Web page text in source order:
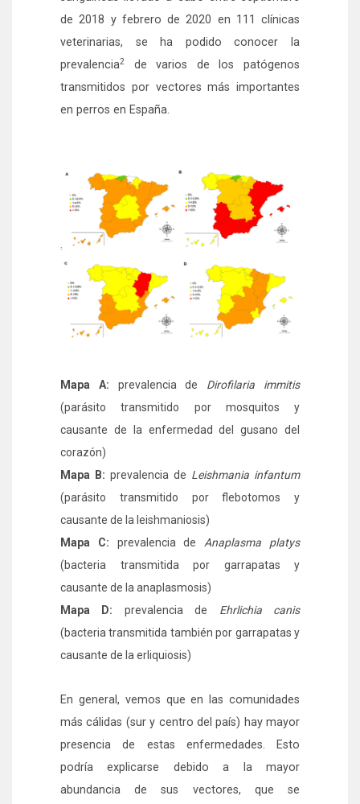
de 2018 y febrero de 2020 en 111 clínicas
veterinarias, se ha podido conocer la
prevalencia2
de varios de los patógenos
transmitidos por vectores más importantes
en perros en España.
Mapa A: prevalencia de Dirofilaria immitis
(parásito transmitido por mosquitos y
causante de la enfermedad del gusano del
corazón)
Mapa B: prevalencia de Leishmania infantum
(parásito transmitido por flebotomos y
causante de la leishmaniosis)
Mapa C: prevalencia de Anaplasma platys
(bacteria transmitida por garrapatas y
causante de la anaplasmosis)
Mapa D: prevalencia de Ehrlichia canis
(bacteria transmitida también por garrapatas y
causante de la erliquiosis)
En general, vemos que en las comunidades
más cálidas (sur y centro del país) hay mayor
presencia de estas enfermedades. Esto
podría explicarse debido a la mayor
abundancia de sus vectores, que se